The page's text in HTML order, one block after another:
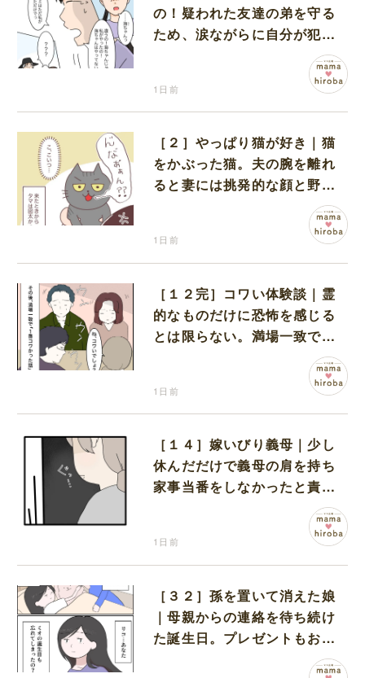
の！疑われた友達の弟を守る
ため、涙ながらに自分が犯人
1日前
［２］やっぱり猫が好き｜猫
をかぶった猫。夫の腕を離れ
ると妻には挑発的な顔と野太
1日前
［１２完］コワい体験談｜霊
的なものだけに恐怖を感じる
とは限らない。満場一致でコ
ワいと認定された意外な体験
1日前
［１４］嫁いびり義母｜少し
休んだだけで義母の肩を持ち
家事当番をしなかったと責め
1日前
［３２］孫を置いて消えた娘
｜母親からの連絡を待ち続け
た誕生日。プレゼントもお祝